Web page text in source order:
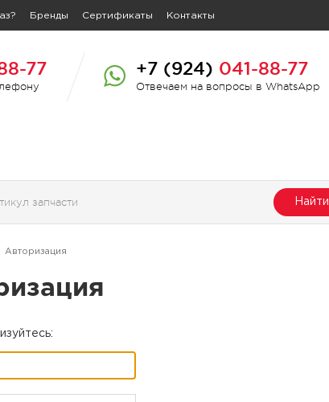
Бренды Сертификаты Контакты
77 +7 (924) 041-88-77
Отвечаем на вопросы в WhatsApp
Найти
Авторизация